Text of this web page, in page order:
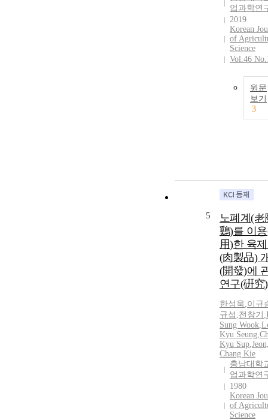
업과학연
2019
Korean
of
Science
Vol.46
원문
보기
3
5
노폐계(老
鷄)를 이
用)한 육
(肉製品)
(開發)에
연구(硏究)
한성욱,이규
규섭 ,전창기 ,
Sung Wook,
Kyu Seung,
Kyu Sup,
Chang Kie
충남대학
업과학연
1980
Korean
of
Science